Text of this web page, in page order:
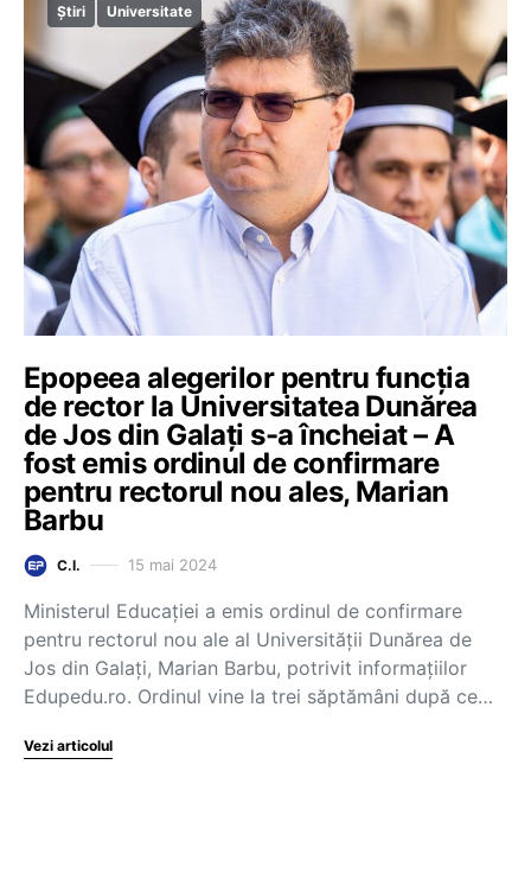
Știri Universitate
Epopeea alegerilor pentru funcția
de rector la Universitatea Dunărea
de Jos din Galați s-a încheiat – A
fost emis ordinul de confirmare
pentru rectorul nou ales, Marian
Barbu
C.I. 15 mai 2024
Ministerul Educației a emis ordinul de confirmare
pentru rectorul nou ale al Universității Dunărea de
Jos din Galați, Marian Barbu, potrivit informațiilor
Edupedu.ro. Ordinul vine la trei săptămâni după ce…
Vezi articolul